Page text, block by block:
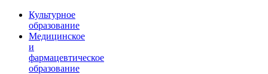
Культурное
образование
Медицинское
и
фармацевтическое
образование